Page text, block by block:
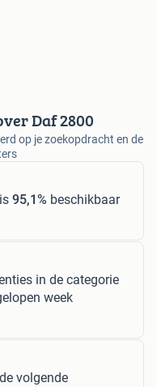
Daf 2800
op je zoekopdracht en de
95,1% beschikbaar
in de categorie
week
de volgende